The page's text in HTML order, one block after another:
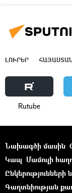
ԼՈՒՐԵՐ
Rutube
Նախագծի մասին
Կապ Մամուլի
Ընկերությունների
Գաղտնիության